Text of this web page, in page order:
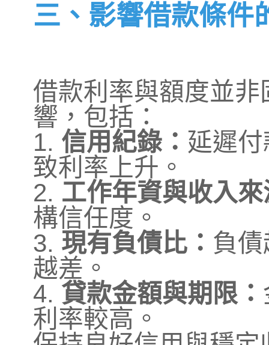
三、影響借款條件
借款利率與額度並
響，包括：
1. 信用紀錄： 延遲
致利率上升。
2. 工作年資與收入
構信任度。
3. 現有負債比： 負
越差。
4. 貸款金額與期限：
利率較高。